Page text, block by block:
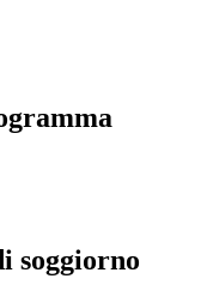
soggiorno